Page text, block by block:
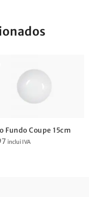
Fundo Coupe 15cm
inclui IVA